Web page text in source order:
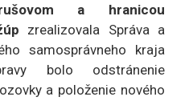
a hranicou
zrealizovala Správa a
samosprávneho kraja
bolo odstránenie
a položenie nového